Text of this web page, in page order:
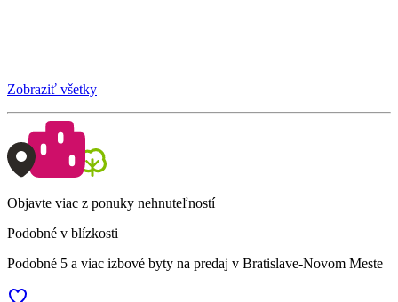
Zobraziť všetky
Objavte viac z ponuky nehnuteľností
Podobné v blízkosti
Podobné 5 a viac izbové byty na predaj v Bratislave-Novom Meste